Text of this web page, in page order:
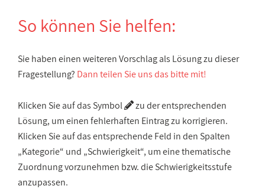
So können Sie helfen:
Sie haben einen weiteren Vorschlag als Lösung zu dieser
Fragestellung? Dann teilen Sie uns das bitte mit!
Klicken Sie auf das Symbol
zu der entsprechenden
Lösung, um einen fehlerhaften Eintrag zu korrigieren.
Klicken Sie auf das entsprechende Feld in den Spalten
„Kategorie“ und „Schwierigkeit“, um eine thematische
Zuordnung vorzunehmen bzw. die Schwierigkeitsstufe
anzupassen.